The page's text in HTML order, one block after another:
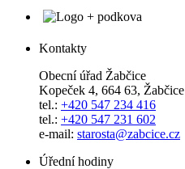
Kontakty
Obecní úřad Žabčice
Kopeček 4, 664 63, Žabčice
tel.: +420 547 234 416
tel.: +420 547 231 602
e-mail: starosta@zabcice.cz
Úřední hodiny